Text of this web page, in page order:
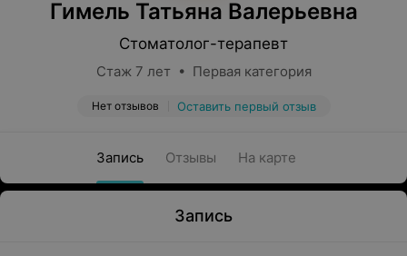
Гимель Татьяна Валерьевна
Стоматолог-терапевт
Стаж 7 лет • Первая категория
Нет отзывов Оставить первый отзыв
Запись Отзывы На карте
Запись